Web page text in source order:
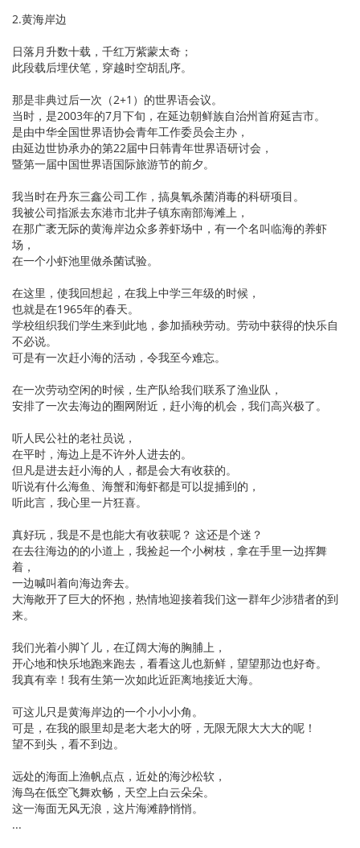
2.黄海岸边
日落月升数十载，千红万紫蒙太奇；
此段载后埋伏笔，穿越时空胡乱序。
那是非典过后一次（2+1）的世界语会议。
当时，是2003年的7月下旬，在延边朝鲜族自治州首府延吉市。
是由中华全国世界语协会青年工作委员会主办，
由延边世协承办的第22届中日韩青年世界语研讨会，
暨第一届中国世界语国际旅游节的前夕。
我当时在丹东三鑫公司工作，搞臭氧杀菌消毒的科研项目。
我被公司指派去东港市北井子镇东南部海滩上，
在那广袤无际的黄海岸边众多养虾场中，有一个名叫临海的养虾
场，
在一个小虾池里做杀菌试验。
在这里，使我回想起，在我上中学三年级的时候，
也就是在1965年的春天。
学校组织我们学生来到此地，参加插秧劳动。劳动中获得的快乐自
不必说。
可是有一次赶小海的活动，令我至今难忘。
在一次劳动空闲的时候，生产队给我们联系了渔业队，
安排了一次去海边的圈网附近，赶小海的机会，我们高兴极了。
听人民公社的老社员说，
在平时，海边上是不许外人进去的。
但凡是进去赶小海的人，都是会大有收获的。
听说有什么海鱼、海蟹和海虾都是可以捉捕到的，
听此言，我心里一片狂喜。
真好玩，我是不是也能大有收获呢？ 这还是个迷？
在去往海边的的小道上，我捡起一个小树枝，拿在手里一边挥舞
着，
一边喊叫着向海边奔去。
大海敞开了巨大的怀抱，热情地迎接着我们这一群年少涉猎者的到
来。
我们光着小脚丫儿，在辽阔大海的胸脯上，
开心地和快乐地跑来跑去，看看这儿也新鲜，望望那边也好奇。
我真有幸！我有生第一次如此近距离地接近大海。
可这儿只是黄海岸边的一个小小小角。
可是，在我的眼里却是老大老大的呀，无限无限大大大的呢！
望不到头，看不到边。
远处的海面上渔帆点点，近处的海沙松软，
海鸟在低空飞舞欢畅，天空上白云朵朵。
这一海面无风无浪，这片海滩静悄悄。
...